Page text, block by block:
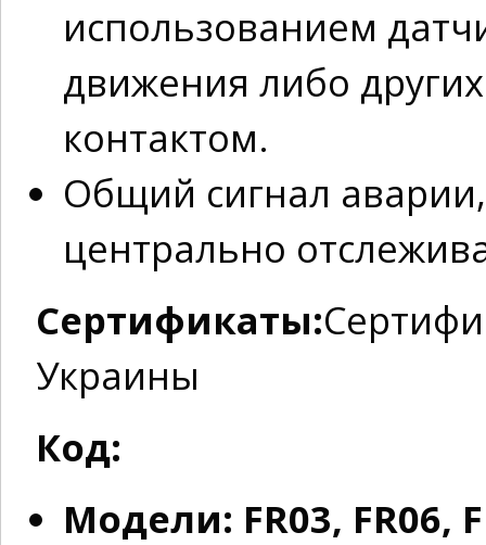
использованием
движения либо других
контактом.
Общий сигнал
центрально
Сертификаты:
Украины
Код:
Модели: FR03, FR06,